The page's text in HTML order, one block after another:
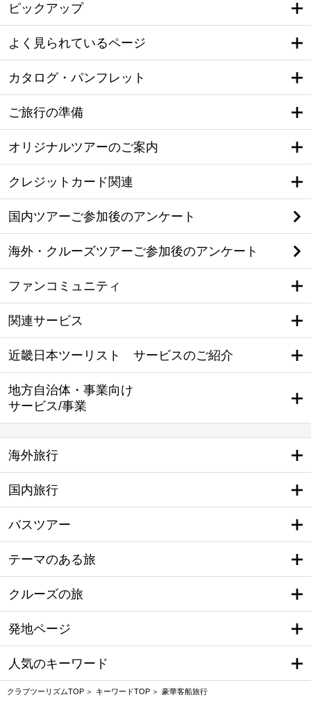
ピックアップ
よく見られているページ
カタログ・パンフレット
ご旅行の準備
オリジナルツアーのご案内
クレジットカード関連
国内ツアーご参加後のアンケート
海外・クルーズツアーご参加後のアンケート
ファンコミュニティ
関連サービス
近畿日本ツーリスト サービスのご紹介
地方自治体・事業向け
サービス/事業
海外旅行
国内旅行
バスツアー
テーマのある旅
クルーズの旅
発地ページ
人気のキーワード
クラブツーリズムTOP キーワードTOP 豪華客船旅行